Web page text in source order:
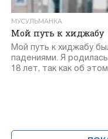
МУСУЛЬМАНКА
Мой путь к хиджабу
Мой путь к хиджабу
падениями. Я
18 лет, так как об